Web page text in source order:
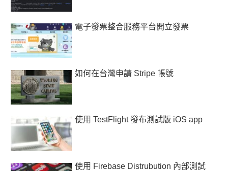
電子發票整合服務平台開立發票
如何在台灣申請 Stripe 帳號
使用 TestFlight 發布測試版 iOS app
使用 Firebase Distrubution 內部測試